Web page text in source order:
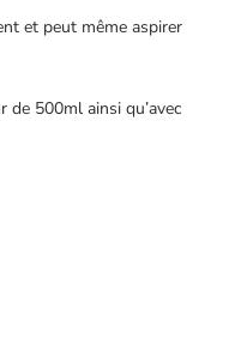
et peut même aspirer
de 500ml ainsi qu’avec